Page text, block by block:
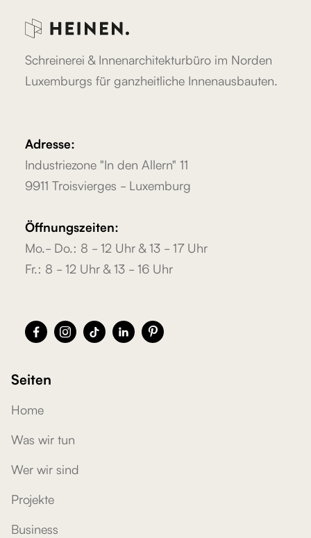
Schreinerei & Innenarchitekturbüro im Norden
Luxemburgs für ganzheitliche Innenausbauten.
Adresse:
Industriezone "In den Allern" 11
9911 Troisvierges - Luxemburg
Öffnungszeiten:
Mo.- Do.: 8 - 12 Uhr & 13 - 17 Uhr
Fr.: 8 - 12 Uhr & 13 - 16 Uhr
    
Seiten
Home
Was wir tun
Wer wir sind
Projekte
Business